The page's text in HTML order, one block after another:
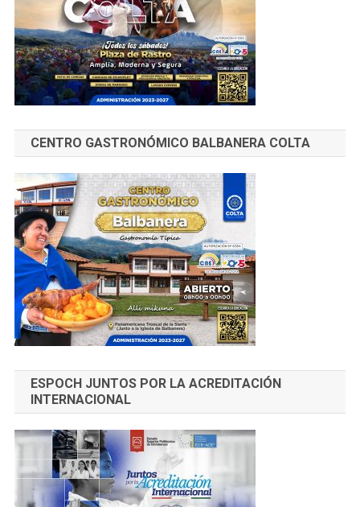
CENTRO GASTRONÓMICO BALBANERA COLTA
ESPOCH JUNTOS POR LA ACREDITACIÓN
INTERNACIONAL